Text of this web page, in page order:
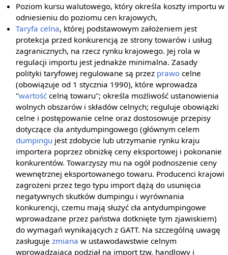
Poziom kursu walutowego, który określa koszty importu w
odniesieniu do poziomu cen krajowych,
Taryfa celna, której podstawowym założeniem jest
protekcja przed konkurencją ze strony towarów i usług
zagranicznych, na rzecz rynku krajowego. Jej rola w
regulacji importu jest jednakże minimalna. Zasady
polityki taryfowej regulowane są przez prawo celne
(obowiązuje od 1 stycznia 1990), które wprowadza
"wartość celną towaru"; określa możliwość ustanowienia
wolnych obszarów i składów celnych; reguluje obowiązki
celne i postępowanie celne oraz dostosowuje przepisy
dotyczące cła antydumpingowego (głównym celem
dumpingu jest zdobycie lub utrzymanie rynku kraju
importera poprzez obniżkę ceny eksportowej i pokonanie
konkurentów. Towarzyszy mu na ogół podnoszenie ceny
wewnętrznej eksportowanego towaru. Producenci krajowi
zagrożeni przez tego typu import dążą do usunięcia
negatywnych skutków dumpingu i wyrównania
konkurencji, czemu mają służyć cła antydumpingowe
wprowadzane przez państwa dotknięte tym zjawiskiem)
do wymagań wynikających z GATT. Na szczególną uwagę
zasługujezmiana w ustawodawstwie celnym
wprowadzająca podział na import tzw. handlowy i